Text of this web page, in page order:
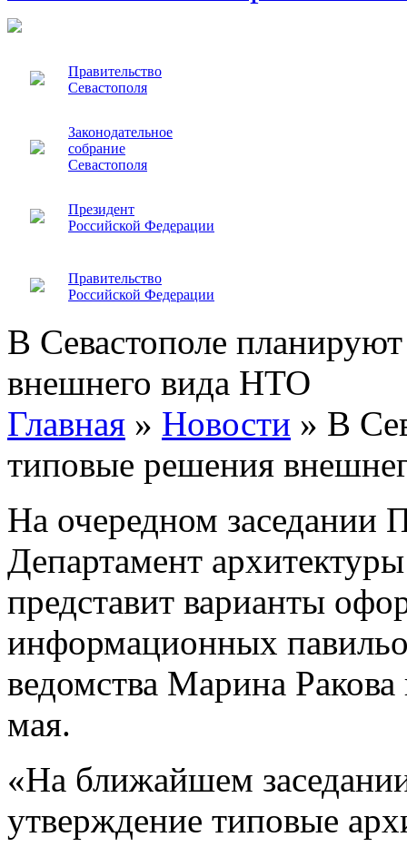
Правительство
Севастополя
Законодательное
собрание
Севастополя
Президент
Российской Федерации
Правительство
Российской Федерации
В Севастополе
внешнего вида НТО
Главная » Новости » В
типовые решения
На очередном заседании
Департамент
представит варианты
информационных
ведомства Марина
мая.
«На ближайшем
утверждение типовые